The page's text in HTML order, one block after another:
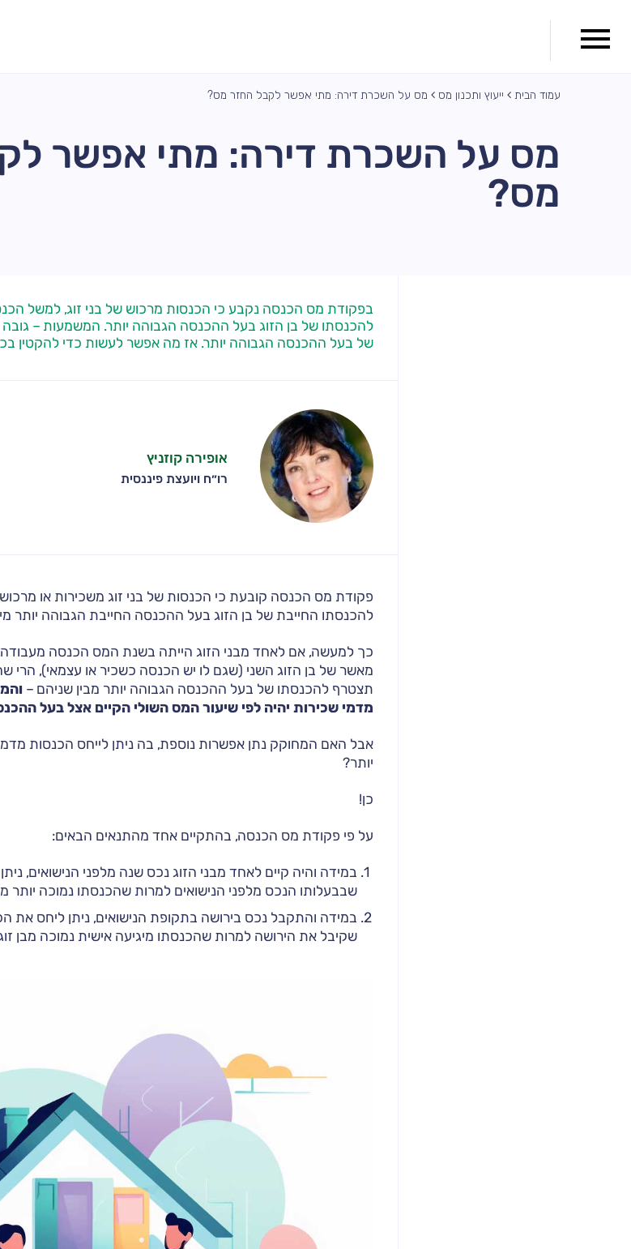
עמוד הבית ייעוץ ותכנון מס מס על השכרת דירה: מתי אפשר לקבל החזר מס?
מס על השכרת דירה: מתי אפשר
מס?
בפקודת מס הכנסה נקבע כי הכנסות מרכוש של בני זוג, למשל
להכנסתו של בן הזוג בעל ההכנסה הגבוהה יותר. המשמעות –
של בעל ההכנסה הגבוהה יותר. אז מה אפשר לעשות כדי להקטין
אופירה קוזניץ
רו״ח ויועצת פיננסית
פקודת מס הכנסה קובעת כי הכנסות של בני זוג משכירות או
להכנסתו החייבת של בן הזוג בעל ההכנסה החייבת הגבוהה יותר
כך למעשה, אם לאחד מבני הזוג הייתה בשנת המס הכנסה
מאשר של בן הזוג השני (שגם לו יש הכנסה כשכיר או עצמאי), הרי
תצטרף להכנסתו של בעל ההכנסה הגבוהה יותר מבין שניהם –
מדמי שכירות יהיה לפי שיעור המס השולי הקיים אצל בעל
אבל האם המחוקק נתן אפשרות נוספת, בה ניתן לייחס הכנסות
יותר?
כן!
על פי פקודת מס הכנסה, בהתקיים אחד מהתנאים הבאים:
במידה והיה קיים לאחד מבני הזוג נכס שנה מלפני הנישואים,
שבבעלותו הנכס מלפני הנישואים למרות שהכנסתו נמוכה יותר
במידה והתקבל נכס בירושה בתקופת הנישואים, ניתן ליחס את
שקיבל את הירושה למרות שהכנסתו מיגיעה אישית נמוכה מבן